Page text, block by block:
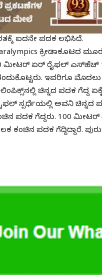
ಐದನೇ ಪದಕ ಲಭಿಸಿದೆ.
ಕ್ರೀಡಾಕೂಟದ
ಏರ್ ರೈಫಲ್ ಎಸ್​ಹೆಚ್ 1
ಇವರಿಗೂ
ಚಿನ್ನದ ಪದಕ ಗೆದ್ದ
ಸ್ಪರ್ಧೆಯಲ್ಲಿ ಅವನಿ ಚಿನ್ನದ
ಪದಕ ಗೆದ್ದರು. 100 ಮೀಟರ್
ಕಂಚಿನ ಪದಕ ಗೆದ್ದಿದ್ದಾರೆ.